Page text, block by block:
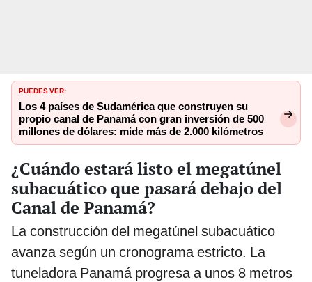
PUEDES VER:
Los 4 países de Sudamérica que construyen su
propio canal de Panamá con gran inversión de 500
millones de dólares: mide más de 2.000 kilómetros
¿Cuándo estará listo el megatúnel
subacuático que pasará debajo del
Canal de Panamá?
La construcción del megatúnel subacuático
avanza según un cronograma estricto. La
tuneladora Panamá progresa a unos 8 metros